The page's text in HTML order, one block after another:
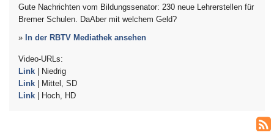
Gute Nachrichten vom Bildungssenator: 230 neue Lehrerstellen für
Bremer Schulen. DaAber mit welchem Geld?
» In der RBTV Mediathek ansehen
Video-URLs:
Link | Niedrig
Link | Mittel, SD
Link | Hoch, HD